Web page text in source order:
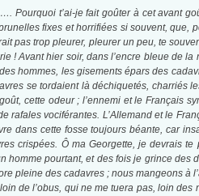
Pourquoi t’ai-je fait goûter à cet avant
fixes et horrifiées si souvent, que,
pas trop pleurer, pleurer un peu, te
!Avant hier soir, dans l’encre bleue de
hommes, les gisements épars des
se tordaient là déchiquetés,
cette odeur ; l’ennemi et le Français
vociférantes. L’Allemand et le
dans cette fosse toujours béante, car
crispées. Ôma Georgette, je devrais te
pourtant, et des fois je grince des
pleine des cadavres ; nous mangeons à
de l’obus, qui ne me tuera pas, loin des